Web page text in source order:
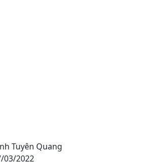
Tuyên Quang
03/2022